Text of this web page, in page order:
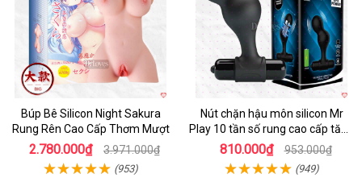
Búp Bê Silicon Night Sakura
Rung Rên Cao Cấp Thơm Mượt
2.780.000₫ 3.971.000₫
(953)
Nút chặn hậu môn silicon Mr
Play 10 tần số rung cao cấp tăng
khoái cảm
810.000₫ 953.000₫
(949)